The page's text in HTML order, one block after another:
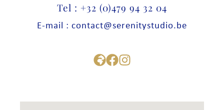
Tel : +32 (0)479 94 32 04
E-mail : contact@serenitystudio.be